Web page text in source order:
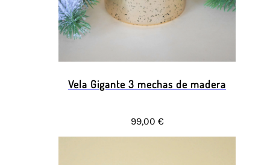
Vela Gigante 3 mechas de madera
99,00 €